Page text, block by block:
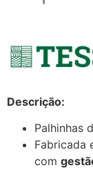
Descrição:
Palhinhas
Fabricada
com